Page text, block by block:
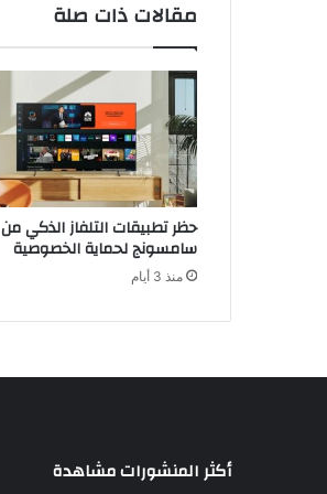
ل
ث
ا
ي
ة
ف
ي
ا
ل
ح
ا
ة
م
مقالات ذات صلة
حظر تطبيقات التلفاز الذكي من
سامسونج لحماية الخصوصية
منذ 3 أيام
أكثر المنشورات مشاهدة